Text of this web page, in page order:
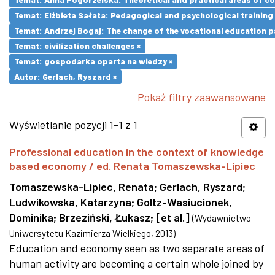
Temat: Elżbieta Sałata: Pedagogical and psychological
Temat: Andrzej Bogaj: The change of the vocational education
Temat: civilization challenges ×
Temat: gospodarka oparta na wiedzy ×
Autor: Gerlach, Ryszard ×
Pokaż filtry zaawansowane
Wyświetlanie pozycji 1-1 z 1
Professional education in the context of knowledge
based economy / ed. Renata Tomaszewska-Lipiec
Tomaszewska-Lipiec, Renata; Gerlach, Ryszard;
Ludwikowska, Katarzyna; Goltz-Wasiucionek,
Dominika; Brzeziński, Łukasz; [et al.] (Wydawnictwo
Uniwersytetu Kazimierza Wielkiego, 2013)
Education and economy seen as two separate areas of
human activity are becoming a certain whole joined by